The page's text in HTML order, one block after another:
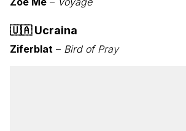
🇺🇦Ucraina
Ziferblat – Bird of Pray